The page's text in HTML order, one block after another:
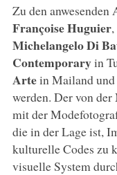
Zu den anwesenden
FrançoiseHuguier,
Michelangelo Di
Contemporaryin
Artein Mailand und
werden. Der von der
mit der
die in der Lage ist,
kulturelle Codes zu
visuelle System